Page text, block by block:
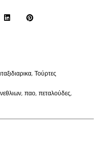
, Τούρτες
, παο, πεταλούδες,